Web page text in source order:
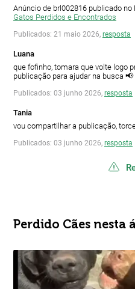
Anúncio de brl002816 publicado no
Gatos Perdidos e Encontrados
Publicados: 21 maio 2026, resposta
Luana
que fofinho, tomara que volte logo
publicação para ajudar na busca 📢
Publicados: 03 junho 2026, resposta
Tania
vou compartilhar a publicação,
Publicados: 03 junho 2026, resposta
Perdido Cães nesta